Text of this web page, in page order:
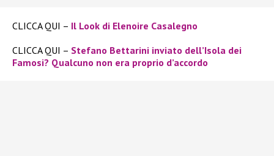
CLICCA QUI – Il Look di Elenoire Casalegno
CLICCA QUI – Stefano Bettarini inviato dell’Isola dei
Famosi? Qualcuno non era proprio d’accordo